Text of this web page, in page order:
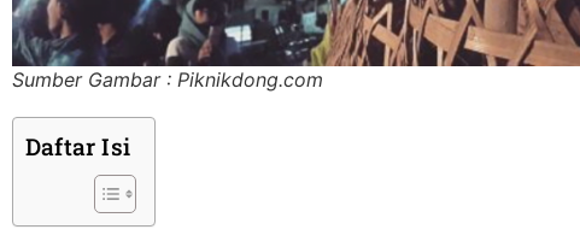
Sumber Gambar : Piknikdong.com
Daftar Isi